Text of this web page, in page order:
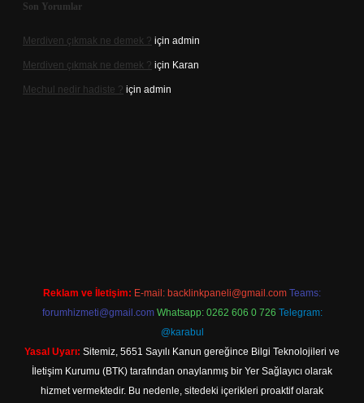
Son Yorumlar
Merdiven çıkmak ne demek ? için admin
Merdiven çıkmak ne demek ? için Karan
Mechul nedir hadiste ? için admin
Reklam ve İletişim: E-mail: backlinkpaneli@gmail.com Teams:
forumhizmeti@gmail.com Whatsapp: 0262 606 0 726 Telegram:
@karabul
Yasal Uyarı: Sitemiz, 5651 Sayılı Kanun gereğince Bilgi Teknolojileri ve
İletişim Kurumu (BTK) tarafından onaylanmış bir Yer Sağlayıcı olarak
hizmet vermektedir. Bu nedenle, sitedeki içerikleri proaktif olarak